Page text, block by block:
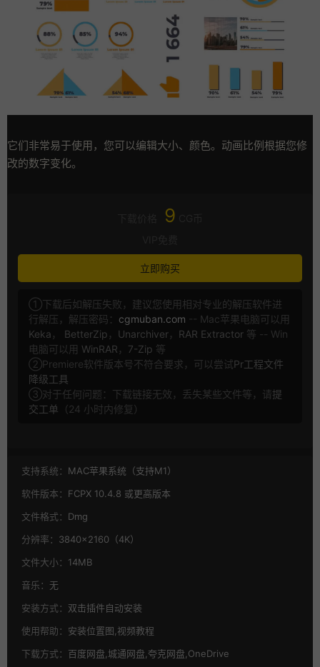
它们非常易于使用，您可以编辑大小、颜色。动画比例根据您修
改的数字变化。
9
立即购买
①下载后如解压失败，建议您使用相对专业的解压软件进
行解压，解压密码： cgmuban.com -- Mac苹果电脑可以用
Keka ， BetterZip ， Unarchiver， RAR Extractor 等 -- Win
电脑可以用 WinRAR ， 7-Zip 等
②Premiere软件版本号不符合要求，可以尝试Pr工程文件
降级工具
③对于任何问题：下载链接无效，丢失某些文件等，请提
交工单 （24 小时内修复）
支持系统： MAC苹果系统（支持M1）
软件版本： FCPX 10.4.8 或更高版本
文件格式： Dmg
分辨率： 3840×2160（4K）
文件大小： 14MB
音乐： 无
安装方式： 双击插件自动安装
使用帮助： 安装位置图,视频教程
下载方式： 百度网盘,城通网盘,夸克网盘,OneDrive